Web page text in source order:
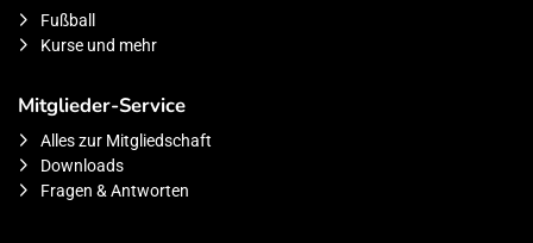
Fußball
Kurse und mehr
Mitglieder-Service
Alles zur Mitgliedschaft
Downloads
Fragen & Antworten